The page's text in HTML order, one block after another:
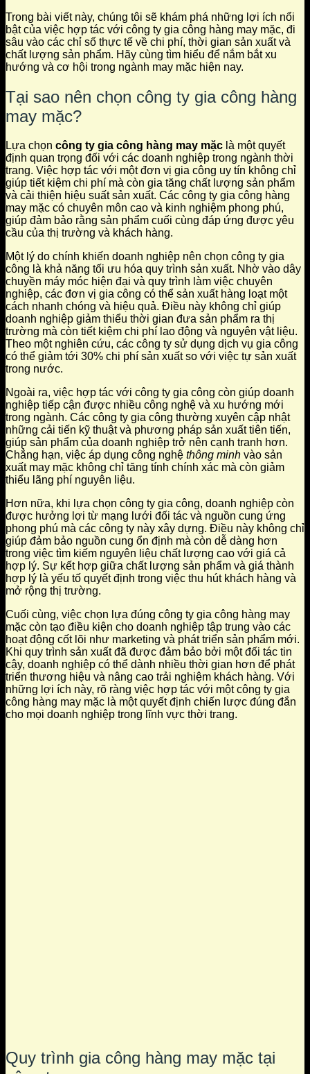
Trong bài viết này, chúng tôi sẽ khám phá những lợi ích nổi
bật của việc hợp tác với công ty gia công hàng may mặc, đi
sâu vào các chỉ số thực tế về chi phí, thời gian sản xuất và
chất lượng sản phẩm. Hãy cùng tìm hiểu để nắm bắt xu
hướng và cơ hội trong ngành may mặc hiện nay.
Tại sao nên chọn công ty gia công hàng
may mặc?
Lựa chọn công ty gia công hàng may mặc là một quyết
định quan trọng đối với các doanh nghiệp trong ngành thời
trang. Việc hợp tác với một đơn vị gia công uy tín không chỉ
giúp tiết kiệm chi phí mà còn gia tăng chất lượng sản phẩm
và cải thiện hiệu suất sản xuất. Các công ty gia công hàng
may mặc có chuyên môn cao và kinh nghiệm phong phú,
giúp đảm bảo rằng sản phẩm cuối cùng đáp ứng được yêu
cầu của thị trường và khách hàng.
Một lý do chính khiến doanh nghiệp nên chọn công ty gia
công là khả năng tối ưu hóa quy trình sản xuất. Nhờ vào dây
chuyền máy móc hiện đại và quy trình làm việc chuyên
nghiệp, các đơn vị gia công có thể sản xuất hàng loạt một
cách nhanh chóng và hiệu quả. Điều này không chỉ giúp
doanh nghiệp giảm thiểu thời gian đưa sản phẩm ra thị
trường mà còn tiết kiệm chi phí lao động và nguyên vật liệu.
Theo một nghiên cứu, các công ty sử dụng dịch vụ gia công
có thể giảm tới 30% chi phí sản xuất so với việc tự sản xuất
trong nước.
Ngoài ra, việc hợp tác với công ty gia công còn giúp doanh
nghiệp tiếp cận được nhiều công nghệ và xu hướng mới
trong ngành. Các công ty gia công thường xuyên cập nhật
những cải tiến kỹ thuật và phương pháp sản xuất tiên tiến,
giúp sản phẩm của doanh nghiệp trở nên cạnh tranh hơn.
Chẳng hạn, việc áp dụng công nghệ thông minh vào sản
xuất may mặc không chỉ tăng tính chính xác mà còn giảm
thiểu lãng phí nguyên liệu.
Hơn nữa, khi lựa chọn công ty gia công, doanh nghiệp còn
được hưởng lợi từ mạng lưới đối tác và nguồn cung ứng
phong phú mà các công ty này xây dựng. Điều này không chỉ
giúp đảm bảo nguồn cung ổn định mà còn dễ dàng hơn
trong việc tìm kiếm nguyên liệu chất lượng cao với giá cả
hợp lý. Sự kết hợp giữa chất lượng sản phẩm và giá thành
hợp lý là yếu tố quyết định trong việc thu hút khách hàng và
mở rộng thị trường.
Cuối cùng, việc chọn lựa đúng công ty gia công hàng may
mặc còn tạo điều kiện cho doanh nghiệp tập trung vào các
hoạt động cốt lõi như marketing và phát triển sản phẩm mới.
Khi quy trình sản xuất đã được đảm bảo bởi một đối tác tin
cậy, doanh nghiệp có thể dành nhiều thời gian hơn để phát
triển thương hiệu và nâng cao trải nghiệm khách hàng. Với
những lợi ích này, rõ ràng việc hợp tác với một công ty gia
công hàng may mặc là một quyết định chiến lược đúng đắn
cho mọi doanh nghiệp trong lĩnh vực thời trang.
Quy trình gia công hàng may mặc tại